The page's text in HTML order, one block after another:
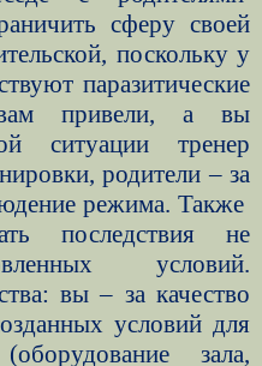
сферу своей
поскольку у
паразитические
привели, а вы
ситуации тренер
родители – за
режима. Также
последствия не
условий.
вы – за качество
условий для
зала,